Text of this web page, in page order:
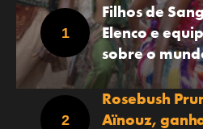
Filhos de
Elenco e
sobre o
Rosebush
Aïnouz,